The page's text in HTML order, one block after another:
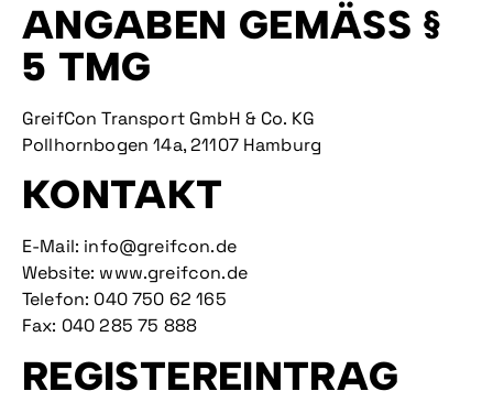
ANGABEN GEMÄSS § 5
TMG
GreifCon Transport GmbH & Co. KG
Pollhornbogen 14a, 21107 Hamburg
KONTAKT
E-Mail: info@greifcon.de
Website: www.greifcon.de
Telefon: 040 750 62 165
Fax: 040 285 75 888
REGISTEREINTRAG